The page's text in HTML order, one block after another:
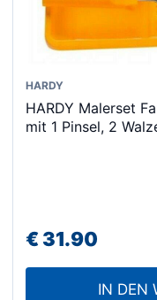
HARDY
HARDY Malerset
mit 1 Pinsel, 2
€31.90
IN DEN